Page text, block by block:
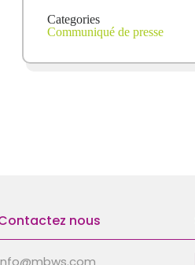
Categories
Communiqué de presse
nous